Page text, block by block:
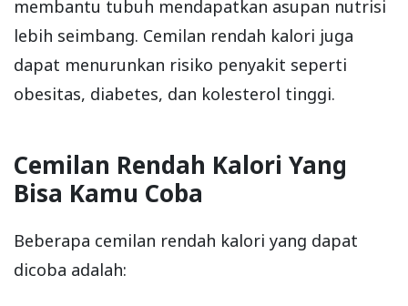
membantu tubuh mendapatkan asupan nutrisi
lebih seimbang. Cemilan rendah kalori juga
dapat menurunkan risiko penyakit seperti
obesitas, diabetes, dan kolesterol tinggi.
Cemilan Rendah Kalori Yang
Bisa Kamu Coba
Beberapa cemilan rendah kalori yang dapat
dicoba adalah: